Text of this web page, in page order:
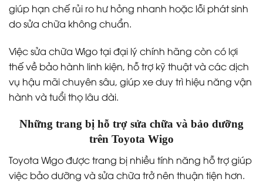
giúp hạn chế rủi ro hư hỏng nhanh hoặc lỗi phát sinh
do sửa chữa không chuẩn.
Việc sửa chữa Wigo tại đại lý chính hãng còn có lợi
thế về bảo hành linh kiện, hỗ trợ kỹ thuật và các dịch
vụ hậu mãi chuyên sâu, giúp xe duy trì hiệu năng vận
hành và tuổi thọ lâu dài.
Những trang bị hỗ trợ sửa chữa và bảo dưỡng
trên Toyota Wigo
Toyota Wigo được trang bị nhiều tính năng hỗ trợ giúp
việc bảo dưỡng và sửa chữa trở nên thuận tiện hơn.